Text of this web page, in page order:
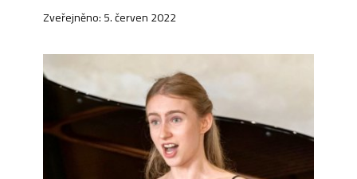
Zveřejněno: 5. červen 2022